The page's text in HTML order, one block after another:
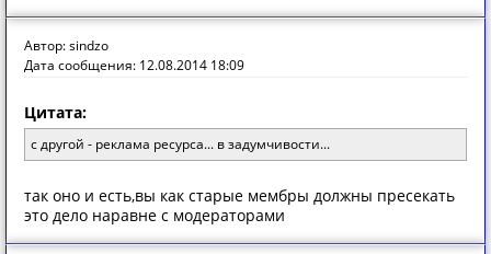
Автор: sindzo
Дата сообщения: 12.08.2014 18:09
Цитата:
с другой - реклама ресурса... в задумчивости...
так оно и есть,вы как старые мембры должны пресекать
это дело наравне с модераторами